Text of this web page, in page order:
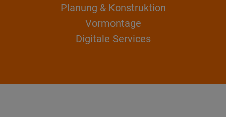
Planung & Konstruktion
Vormontage
Digitale Services